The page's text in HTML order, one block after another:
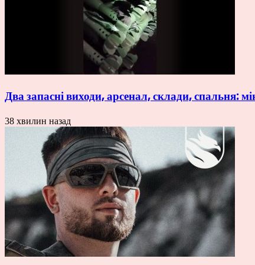
Два запасні виходи, арсенал, склади, спальня:
38 хвилин назад